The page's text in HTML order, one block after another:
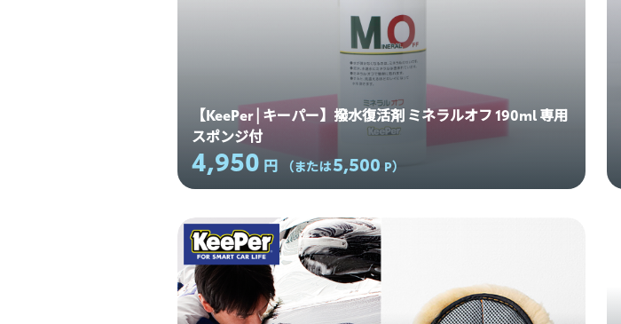
【KeePer | キーパー】撥水復活剤 ミネラルオフ 190ml 専用
スポンジ付
4,950 円 （または5,500 P）